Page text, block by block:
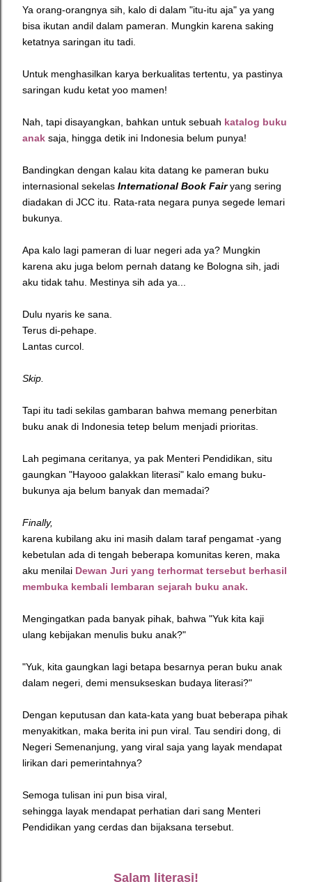
Ya orang-orangnya sih, kalo di dalam "itu-itu aja" ya yang
bisa ikutan andil dalam pameran. Mungkin karena saking
ketatnya saringan itu tadi.
Untuk menghasilkan karya berkualitas tertentu, ya pastinya
saringan kudu ketat yoo mamen!
Nah, tapi disayangkan, bahkan untuk sebuah katalog buku
anak saja, hingga detik ini Indonesia belum punya!
Bandingkan dengan kalau kita datang ke pameran buku
internasional sekelas International Book Fairyang sering
diadakan di JCC itu. Rata-rata negara punya segede lemari
bukunya.
Apa kalo lagi pameran di luar negeri ada ya? Mungkin
karena aku juga belom pernah datang ke Bologna sih, jadi
aku tidak tahu. Mestinya sih ada ya...
Dulu nyaris ke sana.
Terus di-pehape.
Lantas curcol.
Skip.
Tapi itu tadi sekilas gambaran bahwa memang penerbitan
buku anak di Indonesia tetep belum menjadi prioritas.
Lah pegimana ceritanya, ya pak Menteri Pendidikan, situ
gaungkan "Hayooo galakkan literasi" kalo emang buku-
bukunya aja belum banyak dan memadai?
Finally,
karena kubilang aku ini masih dalam taraf pengamat -yang
kebetulan ada di tengah beberapa komunitas keren, maka
aku menilai Dewan Juri yang terhormat tersebut berhasil
membuka kembali lembaran sejarah buku anak.
Mengingatkan pada banyak pihak, bahwa "Yuk kita kaji
ulang kebijakan menulis buku anak?"
"Yuk, kita gaungkan lagi betapa besarnya peran buku anak
dalam negeri, demi mensukseskan budaya literasi?"
Dengan keputusan dan kata-kata yang buat beberapa pihak
menyakitkan, maka berita ini pun viral. Tau sendiri dong, di
Negeri Semenanjung, yang viral saja yang layak mendapat
lirikan dari pemerintahnya?
Semoga tulisan ini pun bisa viral,
sehingga layak mendapat perhatian dari sang Menteri
Pendidikan yang cerdas dan bijaksana tersebut.
Salam literasi!